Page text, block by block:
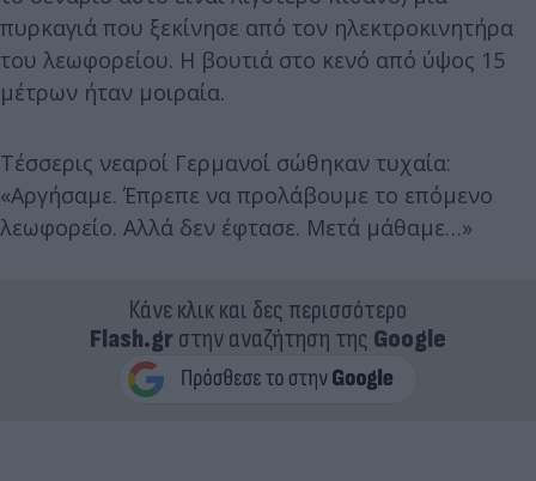
πυρκαγιά που ξεκίνησε από τον ηλεκτροκινητήρα
του λεωφορείου. Η βουτιά στο κενό από ύψος 15
μέτρων ήταν μοιραία.
Τέσσερις νεαροί Γερμανοί σώθηκαν τυχαία:
«Αργήσαμε. Έπρεπε να προλάβουμε το επόμενο
λεωφορείο. Αλλά δεν έφτασε. Μετά μάθαμε…»
Κάνε κλικ και δες περισσότερο
Flash.grστην αναζήτηση της Google